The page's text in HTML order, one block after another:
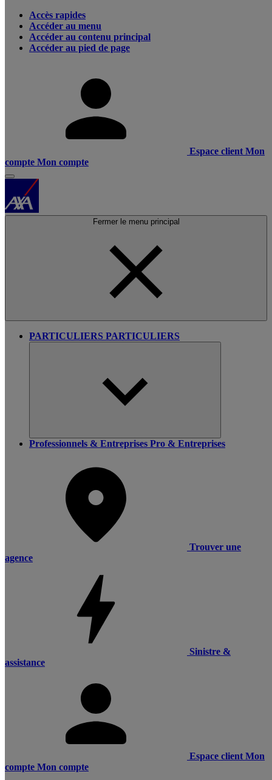
Accès rapides
Accéder au menu
Accéder au contenu principal
Accéder au pied de page
Espace client Mon
compte Mon compte
Fermer le menu principal
PARTICULIERS PARTICULIERS
Professionnels & Entreprises Pro & Entreprises
Trouver une
agence
Sinistre &
assistance
Espace client Mon
compte Mon compte